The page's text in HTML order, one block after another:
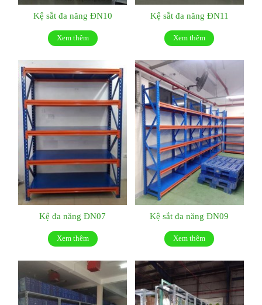
Kệ sắt đa năng ĐN10
Xem thêm
Kệ sắt đa năng ĐN11
Xem thêm
Kệ đa năng ĐN07
Xem thêm
Kệ sắt đa năng ĐN09
Xem thêm